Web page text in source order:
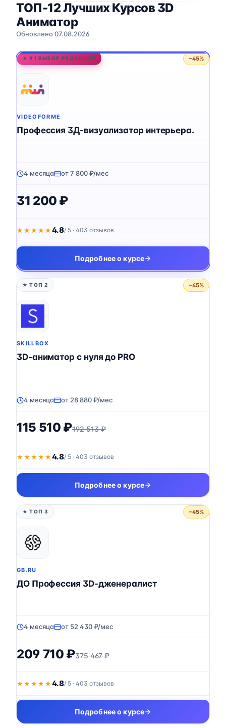
ТОП-12 Лучших Курсов 3D
Аниматор
Обновлено 07.08.2026
★ #1 ВЫБОР РЕДАКЦИИ −45%
VIDEOFORME
Профессия 3Д-визуализатор интерьера.
4 месяца от 7 800 ₽/мес
31 200 ₽
★★★★★
★★★★★4.8/ 5 · 403 отзывов
Подробнее о курсе
★ ТОП 2 −45%
SKILLBOX
3D-аниматор с нуля до PRO
4 месяца от 28 880 ₽/мес
115 510 ₽192 513 ₽
★★★★★
★★★★★4.8/ 5 · 403 отзывов
Подробнее о курсе
★ ТОП 3 −45%
GB.RU
ДО Профессия 3D-дженералист
4 месяца от 52 430 ₽/мес
209 710 ₽375 467 ₽
★★★★★
★★★★★4.8/ 5 · 403 отзывов
Подробнее о курсе